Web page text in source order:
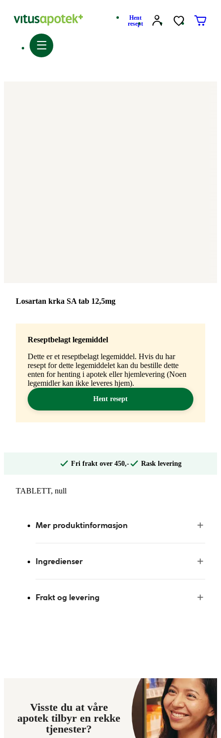
Hent
resept
Merke:
Losartan krka SA tab 12,5mg
Reseptbelagt legemiddel
Dette er et reseptbelagt legemiddel. Hvis du har
resept for dette legemiddelet kan du bestille dette
enten for henting i apotek eller hjemlevering (Noen
legemidler kan ikke leveres hjem).
Hent resept
Fri frakt over 450,- Rask levering
TABLETT, null
Mer produktinformasjon
Ingredienser
Frakt og levering
Visste du at våre
apotek tilbyr en rekke
tjenester?